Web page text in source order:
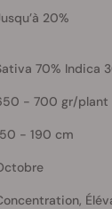
20%
70% Indica
- 700 gr/plant
- 190 cm